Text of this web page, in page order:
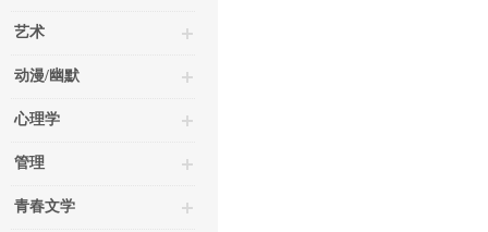
艺术
动漫/幽默
心理学
管理
青春文学